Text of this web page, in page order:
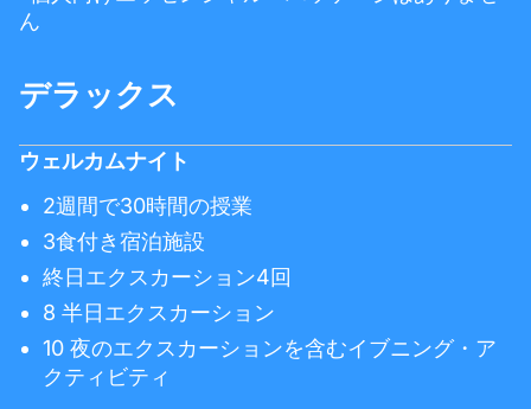
ん
デラックス
ウェルカムナイト
2週間で30時間の授業
3食付き宿泊施設
終日エクスカーション4回
8 半日エクスカーション
10 夜のエクスカーションを含むイブニング・ア
クティビティ